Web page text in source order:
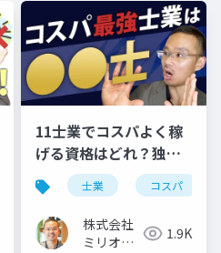
スケジュール
11士業でコスパよく稼
げる資格はどれ？独立
開業に向いているのは
コレ
士業 コスパ
株式会社
ミリオン
1.9K